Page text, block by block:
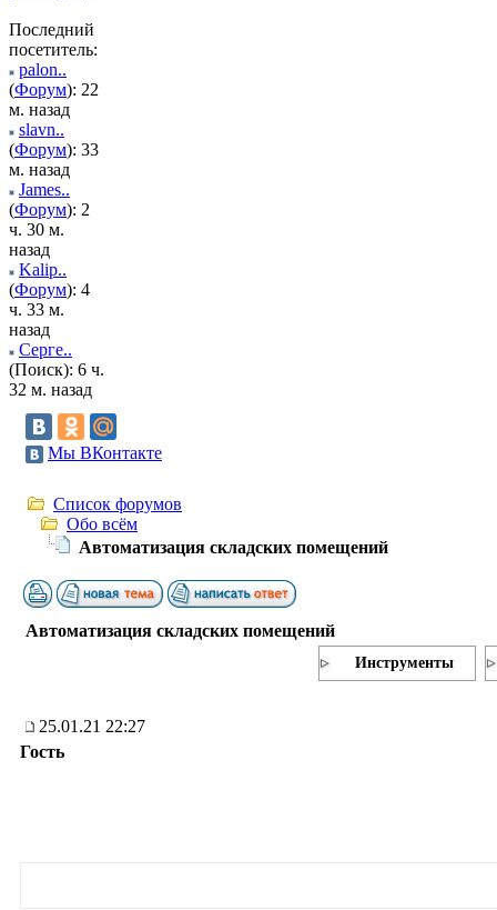
Последний
посетитель:
palon..
(Форум): 22
м. назад
slavn..
(Форум): 33
м. назад
James..
(Форум): 2
ч. 30 м.
назад
Kalip..
(Форум): 4
ч. 33 м.
назад
Серге..
(Поиск): 6 ч.
32 м. назад
Мы ВКонтакте
Список форумов
Обо всём
Автоматизация складских помещений
Автоматизация складских помещений
Инструменты
25.01.21 22:27
Гость